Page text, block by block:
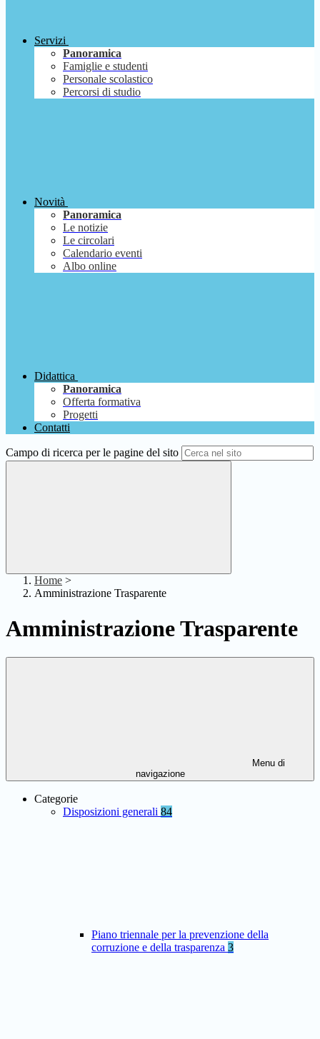
Servizi
Panoramica
Famiglie e studenti
Personale scolastico
Percorsi di studio
Novità
Panoramica
Le notizie
Le circolari
Calendario eventi
Albo online
Didattica
Panoramica
Offerta formativa
Progetti
Contatti
Campo di ricerca per le pagine del sito
Home >
Amministrazione Trasparente
Amministrazione Trasparente
Menu di
navigazione
Categorie
Disposizioni generali 84
Piano triennale per la prevenzione della
corruzione e della trasparenza 3